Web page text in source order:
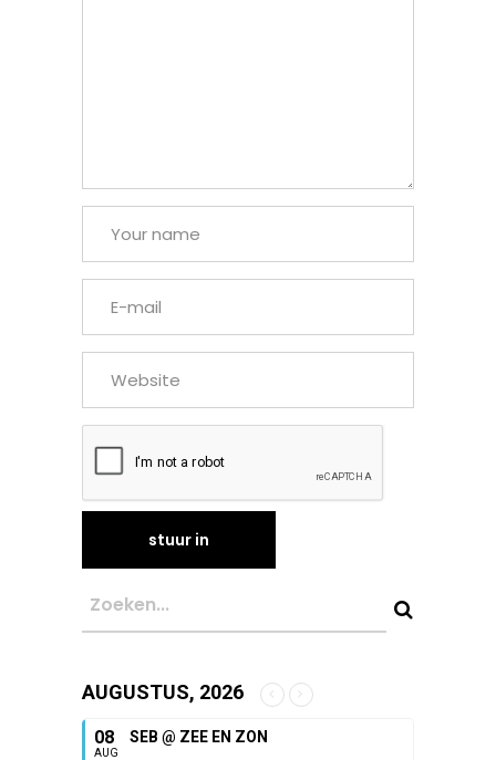
AUGUSTUS, 2026
08
AUG
SEB @ ZEE EN ZON